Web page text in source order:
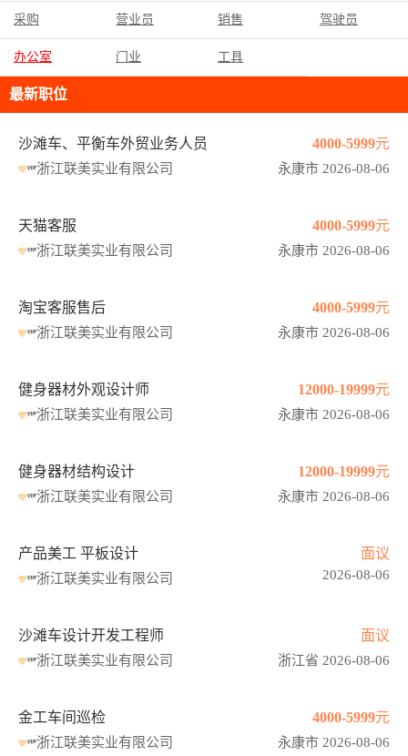
采购 营业员 销售 驾驶员
办公室 门业 工具
最新职位
沙滩车、平衡车外贸业务人员 4000-5999元
浙江联美实业有限公司 永康市 2026-08-06
天猫客服 4000-5999元
浙江联美实业有限公司 永康市 2026-08-06
淘宝客服售后 4000-5999元
浙江联美实业有限公司 永康市 2026-08-06
健身器材外观设计师 12000-19999元
浙江联美实业有限公司 永康市 2026-08-06
健身器材结构设计 12000-19999元
浙江联美实业有限公司 永康市 2026-08-06
产品美工 平板设计 面议
浙江联美实业有限公司 2026-08-06
沙滩车设计开发工程师 面议
浙江联美实业有限公司 浙江省 2026-08-06
金工车间巡检 4000-5999元
浙江联美实业有限公司 永康市 2026-08-06